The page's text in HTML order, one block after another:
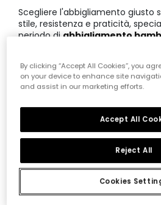
Scegliere l'abbigliamento giusto
stile, resistenza e praticità,
periodo di abbigliamento
possa essere mescolato
è offrirti un risparmio reale
personalità esplosiva che
Boboli, pensata per bambine
CARATTERISTICHE DI
PER BAMBINA:
• Versatilità dei completi
set coordinati permettono di
pochi pezzi, ottimizzando lo
facilitando la scelta mattutina.
By clicking “Accept All Cookies”, you
on your device to enhance site
and assist in our marketing efforts.
Cookies
Reject All
Accept All